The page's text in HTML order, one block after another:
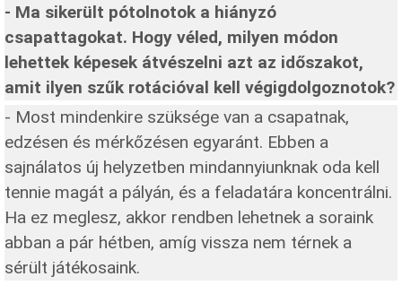
- Ma sikerült pótolnotok a hiányzó
csapattagokat. Hogy véled, milyen módon
lehettek képesek átvészelni azt az időszakot,
amit ilyen szűk rotációval kell végigdolgoznotok?
- Most mindenkire szüksége van a csapatnak,
edzésen és mérkőzésen egyaránt. Ebben a
sajnálatos új helyzetben mindannyiunknak oda kell
tennie magát a pályán, és a feladatára koncentrálni.
Ha ez meglesz, akkor rendben lehetnek a soraink
abban a pár hétben, amíg vissza nem térnek a
sérült játékosaink.